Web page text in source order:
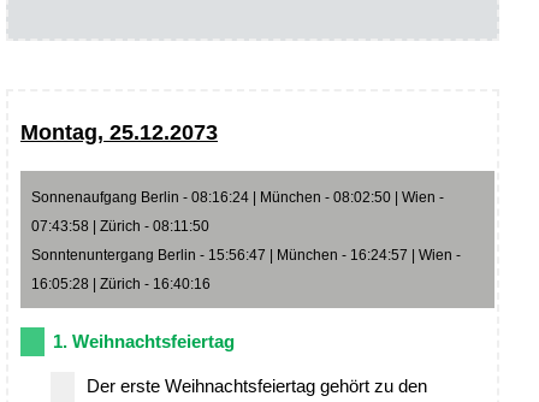
Montag, 25.12.2073
Sonnenaufgang Berlin - 08:16:24 | München - 08:02:50 | Wien -
07:43:58 | Zürich - 08:11:50
Sonntenuntergang Berlin - 15:56:47 | München - 16:24:57 | Wien -
16:05:28 | Zürich - 16:40:16
1. Weihnachtsfeiertag
Der erste Weihnachtsfeiertag gehört zu den